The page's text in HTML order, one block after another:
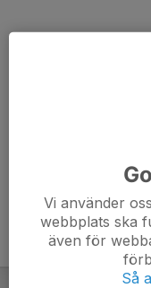
Vi använder
webbplats ska
även för
Så